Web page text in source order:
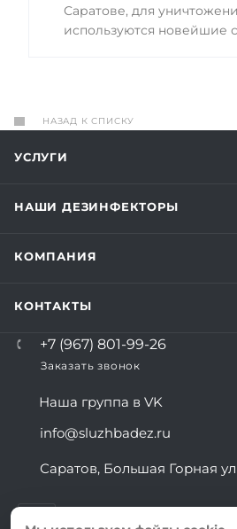
Саратове, для
используются новейшие
НАЗАД К СПИСКУ
УСЛУГИ
НАШИ ДЕЗИНФЕКТОРЫ
КОМПАНИЯ
КОНТАКТЫ
+7 (967) 801-99-26
Заказать звонок
Наша группа в VK
info@sluzhbadez.ru
Саратов, Большая Горная